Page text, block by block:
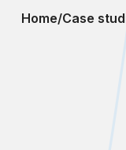
Home/Case